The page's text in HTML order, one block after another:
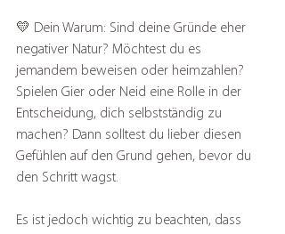
💛 Dein Warum: Sind deine Gründe eher
negativer Natur? Möchtest du es
jemandem beweisen oder heimzahlen?
Spielen Gier oder Neid eine Rolle in der
Entscheidung, dich selbstständig zu
machen? Dann solltest du lieber diesen
Gefühlen auf den Grund gehen, bevor du
den Schritt wagst.
Es ist jedoch wichtig zu beachten, dass